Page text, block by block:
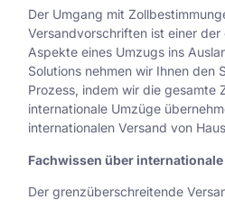
Der Umgang mit
Versandvorschriften ist einer
Aspekte eines Umzugs ins
Solutions nehmen wir Ihnen den
Prozess, indem wir die gesamte
internationale Umzüge
internationalen Versand von
Fachwissen über
Der grenzüberschreitende